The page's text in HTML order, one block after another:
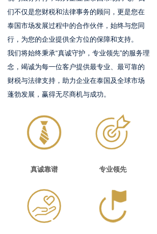
们不仅是您财税和法律事务的顾问，更是您在
泰国市场发展过程中的合作伙伴，始终与您同
行，为您的企业提供全方位的保障和支持。
我们将始终秉承“真诚守护，专业领先”的服务理
念，竭诚为每一位客户提供最专业、最可靠的
财税与法律支持，助力企业在泰国及全球市场
蓬勃发展，赢得无尽商机与成功。
真诚靠谱 专业领先